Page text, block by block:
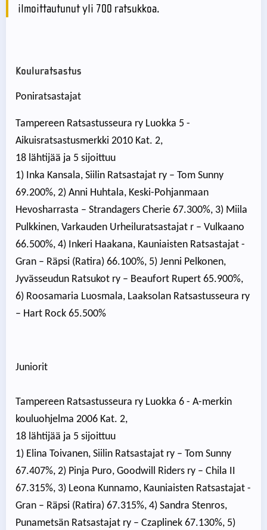
ilmoittautunut yli 700 ratsukkoa.
Kouluratsastus
Poniratsastajat
Tampereen Ratsastusseura ry Luokka 5 -
Aikuisratsastusmerkki 2010 Kat. 2,
18 lähtijää ja 5 sijoittuu
1) Inka Kansala, Siilin Ratsastajat ry – Tom Sunny
69.200%, 2) Anni Huhtala, Keski-Pohjanmaan
Hevosharrasta – Strandagers Cherie 67.300%, 3) Miila
Pulkkinen, Varkauden Urheiluratsastajat r – Vulkaano
66.500%, 4) Inkeri Haakana, Kauniaisten Ratsastajat -
Gran – Räpsi (Ratira) 66.100%, 5) Jenni Pelkonen,
Jyvässeudun Ratsukot ry – Beaufort Rupert 65.900%,
6) Roosamaria Luosmala, Laaksolan Ratsastusseura ry
– Hart Rock 65.500%
Juniorit
Tampereen Ratsastusseura ry Luokka 6 - A-merkin
kouluohjelma 2006 Kat. 2,
18 lähtijää ja 5 sijoittuu
1) Elina Toivanen, Siilin Ratsastajat ry – Tom Sunny
67.407%, 2) Pinja Puro, Goodwill Riders ry – Chila II
67.315%, 3) Leona Kunnamo, Kauniaisten Ratsastajat -
Gran – Räpsi (Ratira) 67.315%, 4) Sandra Stenros,
Punametsän Ratsastajat ry – Czaplinek 67.130%, 5)